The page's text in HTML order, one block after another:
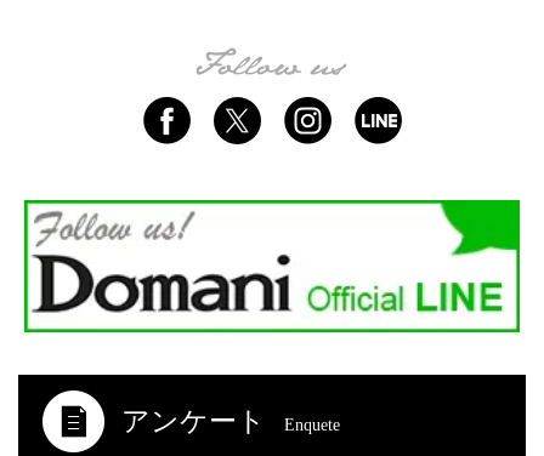
アンケート Enquete